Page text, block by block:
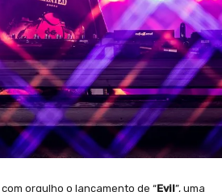
orgulho o lançamento de “Evil”, uma